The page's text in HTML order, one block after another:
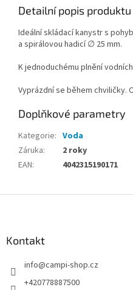
Detailní popis produktu
Ideální skládací kanystr s
a spirálovou hadicí ∅ 25 mm.
K jednoduchému plnění
Vyprázdní se během chviličky.
Doplňkové parametry
Kategorie: Voda
Záruka:
2 roky
EAN: 4042315190171
Kontakt
info@campi-shop.cz
+420778887500